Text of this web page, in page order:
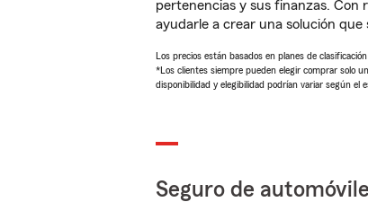
pertenencias y sus finanzas. Con
ayudarle a crear una solución que
Los precios están basados en planes de
*Los clientes siempre pueden elegir comprar solo
disponibilidad y elegibilidad podrían variar según el
Seguro de